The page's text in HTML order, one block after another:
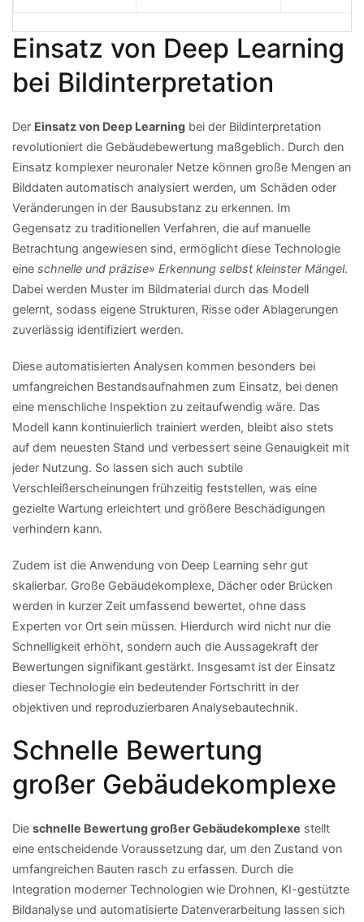
Einsatz von Deep Learning
bei Bildinterpretation
Der Einsatz von Deep Learning bei der Bildinterpretation
revolutioniert die Gebäudebewertung maßgeblich. Durch den
Einsatz komplexer neuronaler Netze können große Mengen an
Bilddaten automatisch analysiert werden, um Schäden oder
Veränderungen in der Bausubstanz zu erkennen. Im
Gegensatz zu traditionellen Verfahren, die auf manuelle
Betrachtung angewiesen sind, ermöglicht diese Technologie
eine schnelle und präzise» Erkennung selbst kleinster Mängel.
Dabei werden Muster im Bildmaterial durch das Modell
gelernt, sodass eigene Strukturen, Risse oder Ablagerungen
zuverlässig identifiziert werden.
Diese automatisierten Analysen kommen besonders bei
umfangreichen Bestandsaufnahmen zum Einsatz, bei denen
eine menschliche Inspektion zu zeitaufwendig wäre. Das
Modell kann kontinuierlich trainiert werden, bleibt also stets
auf dem neuesten Stand und verbessert seine Genauigkeit mit
jeder Nutzung. So lassen sich auch subtile
Verschleißerscheinungen frühzeitig feststellen, was eine
gezielte Wartung erleichtert und größere Beschädigungen
verhindern kann.
Zudem ist die Anwendung von Deep Learning sehr gut
skalierbar. Große Gebäudekomplexe, Dächer oder Brücken
werden in kurzer Zeit umfassend bewertet, ohne dass
Experten vor Ort sein müssen. Hierdurch wird nicht nur die
Schnelligkeit erhöht, sondern auch die Aussagekraft der
Bewertungen signifikant gestärkt. Insgesamt ist der Einsatz
dieser Technologie ein bedeutender Fortschritt in der
objektiven und reproduzierbaren Analysebautechnik.
Schnelle Bewertung
großer Gebäudekomplexe
Die schnelle Bewertung großer Gebäudekomplexe stellt
eine entscheidende Voraussetzung dar, um den Zustand von
umfangreichen Bauten rasch zu erfassen. Durch die
Integration moderner Technologien wie Drohnen, KI-gestützte
Bildanalyse und automatisierte Datenverarbeitung lassen sich